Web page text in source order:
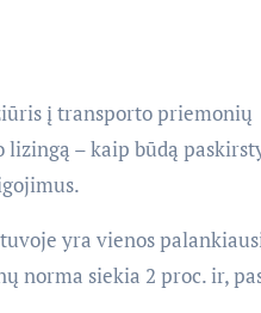
į transporto priemonių
– kaip būdą
yra vienos
norma siekia 2 proc. ir,